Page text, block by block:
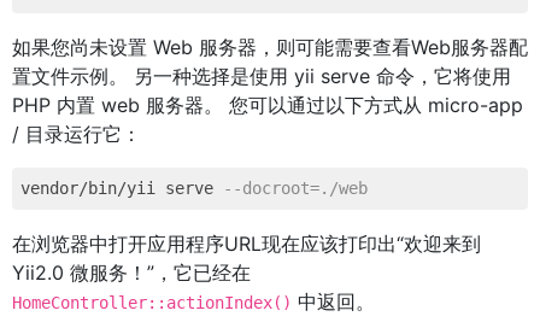
如果您尚未设置 Web 服务器，则可能需要查看Web服务器配
置文件示例。 另一种选择是使用 yii serve 命令，它将使用
PHP 内置 web 服务器。 您可以通过以下方式从 micro-app
/ 目录运行它：
vendor/bin/yii serve --docroot=./web
在浏览器中打开应用程序URL现在应该打印出“欢迎来到
Yii2.0 微服务！”，它已经在
HomeController::actionIndex() 中返回。